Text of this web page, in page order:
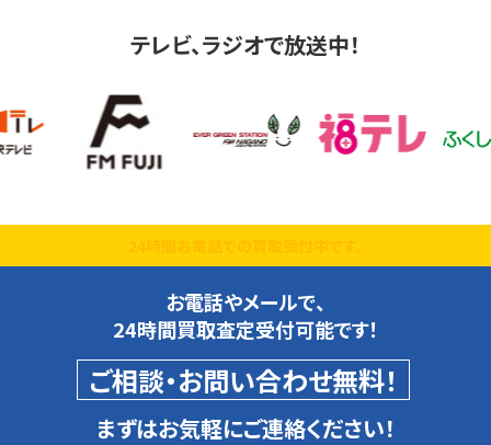
テレビ、ラジオで放送中！
お電話やメールで、
24時間買取査定受付可能です！
ご相談・お問い合わせ無料！
まずはお気軽にご連絡ください！